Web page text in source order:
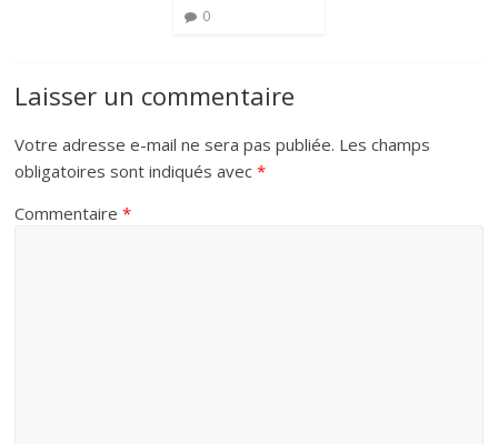
0
Laisser un commentaire
Votre adresse e-mail ne sera pas publiée. Les champs
obligatoires sont indiqués avec*
Commentaire*